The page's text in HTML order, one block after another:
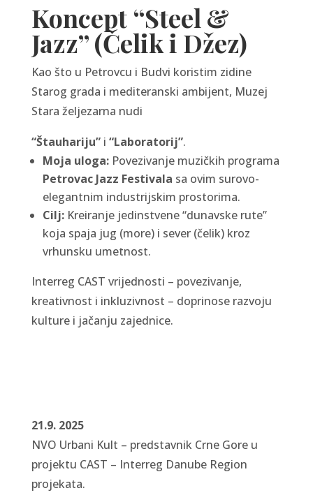
Koncept “Steel &
Jazz” (Čelik i Džez)
Kao što u Petrovcu i Budvi koristim zidine
Starog grada i mediteranski ambijent, Muzej
Stara željezarna nudi
“Štauhariju”i “Laboratorij”.
Moja uloga:Povezivanje muzičkih programa
Petrovac Jazz Festivala sa ovim surovo-
elegantnim industrijskim prostorima.
Cilj:Kreiranje jedinstvene “dunavske rute”
koja spaja jug (more) i sever (čelik) kroz
vrhunsku umetnost.
Interreg CAST vrijednosti – povezivanje,
kreativnost i inkluzivnost – doprinose razvoju
kulture i jačanju zajednice.
21.9. 2025
NVO Urbani Kult – predstavnik Crne Gore u
projektu CAST – Interreg Danube Region
projekata.